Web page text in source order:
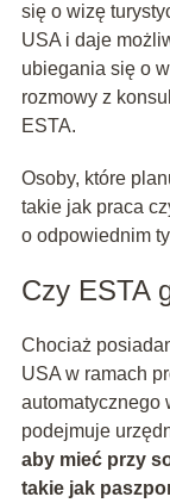
się o wizę
USA i daje
ubiegania się o
rozmowy z
ESTA.
Osoby, które
takie jak praca
o odpowiednim
Czy ESTA
Chociaż
USA w ramach
automatycznego
podejmuje
aby mieć przy
takie jak